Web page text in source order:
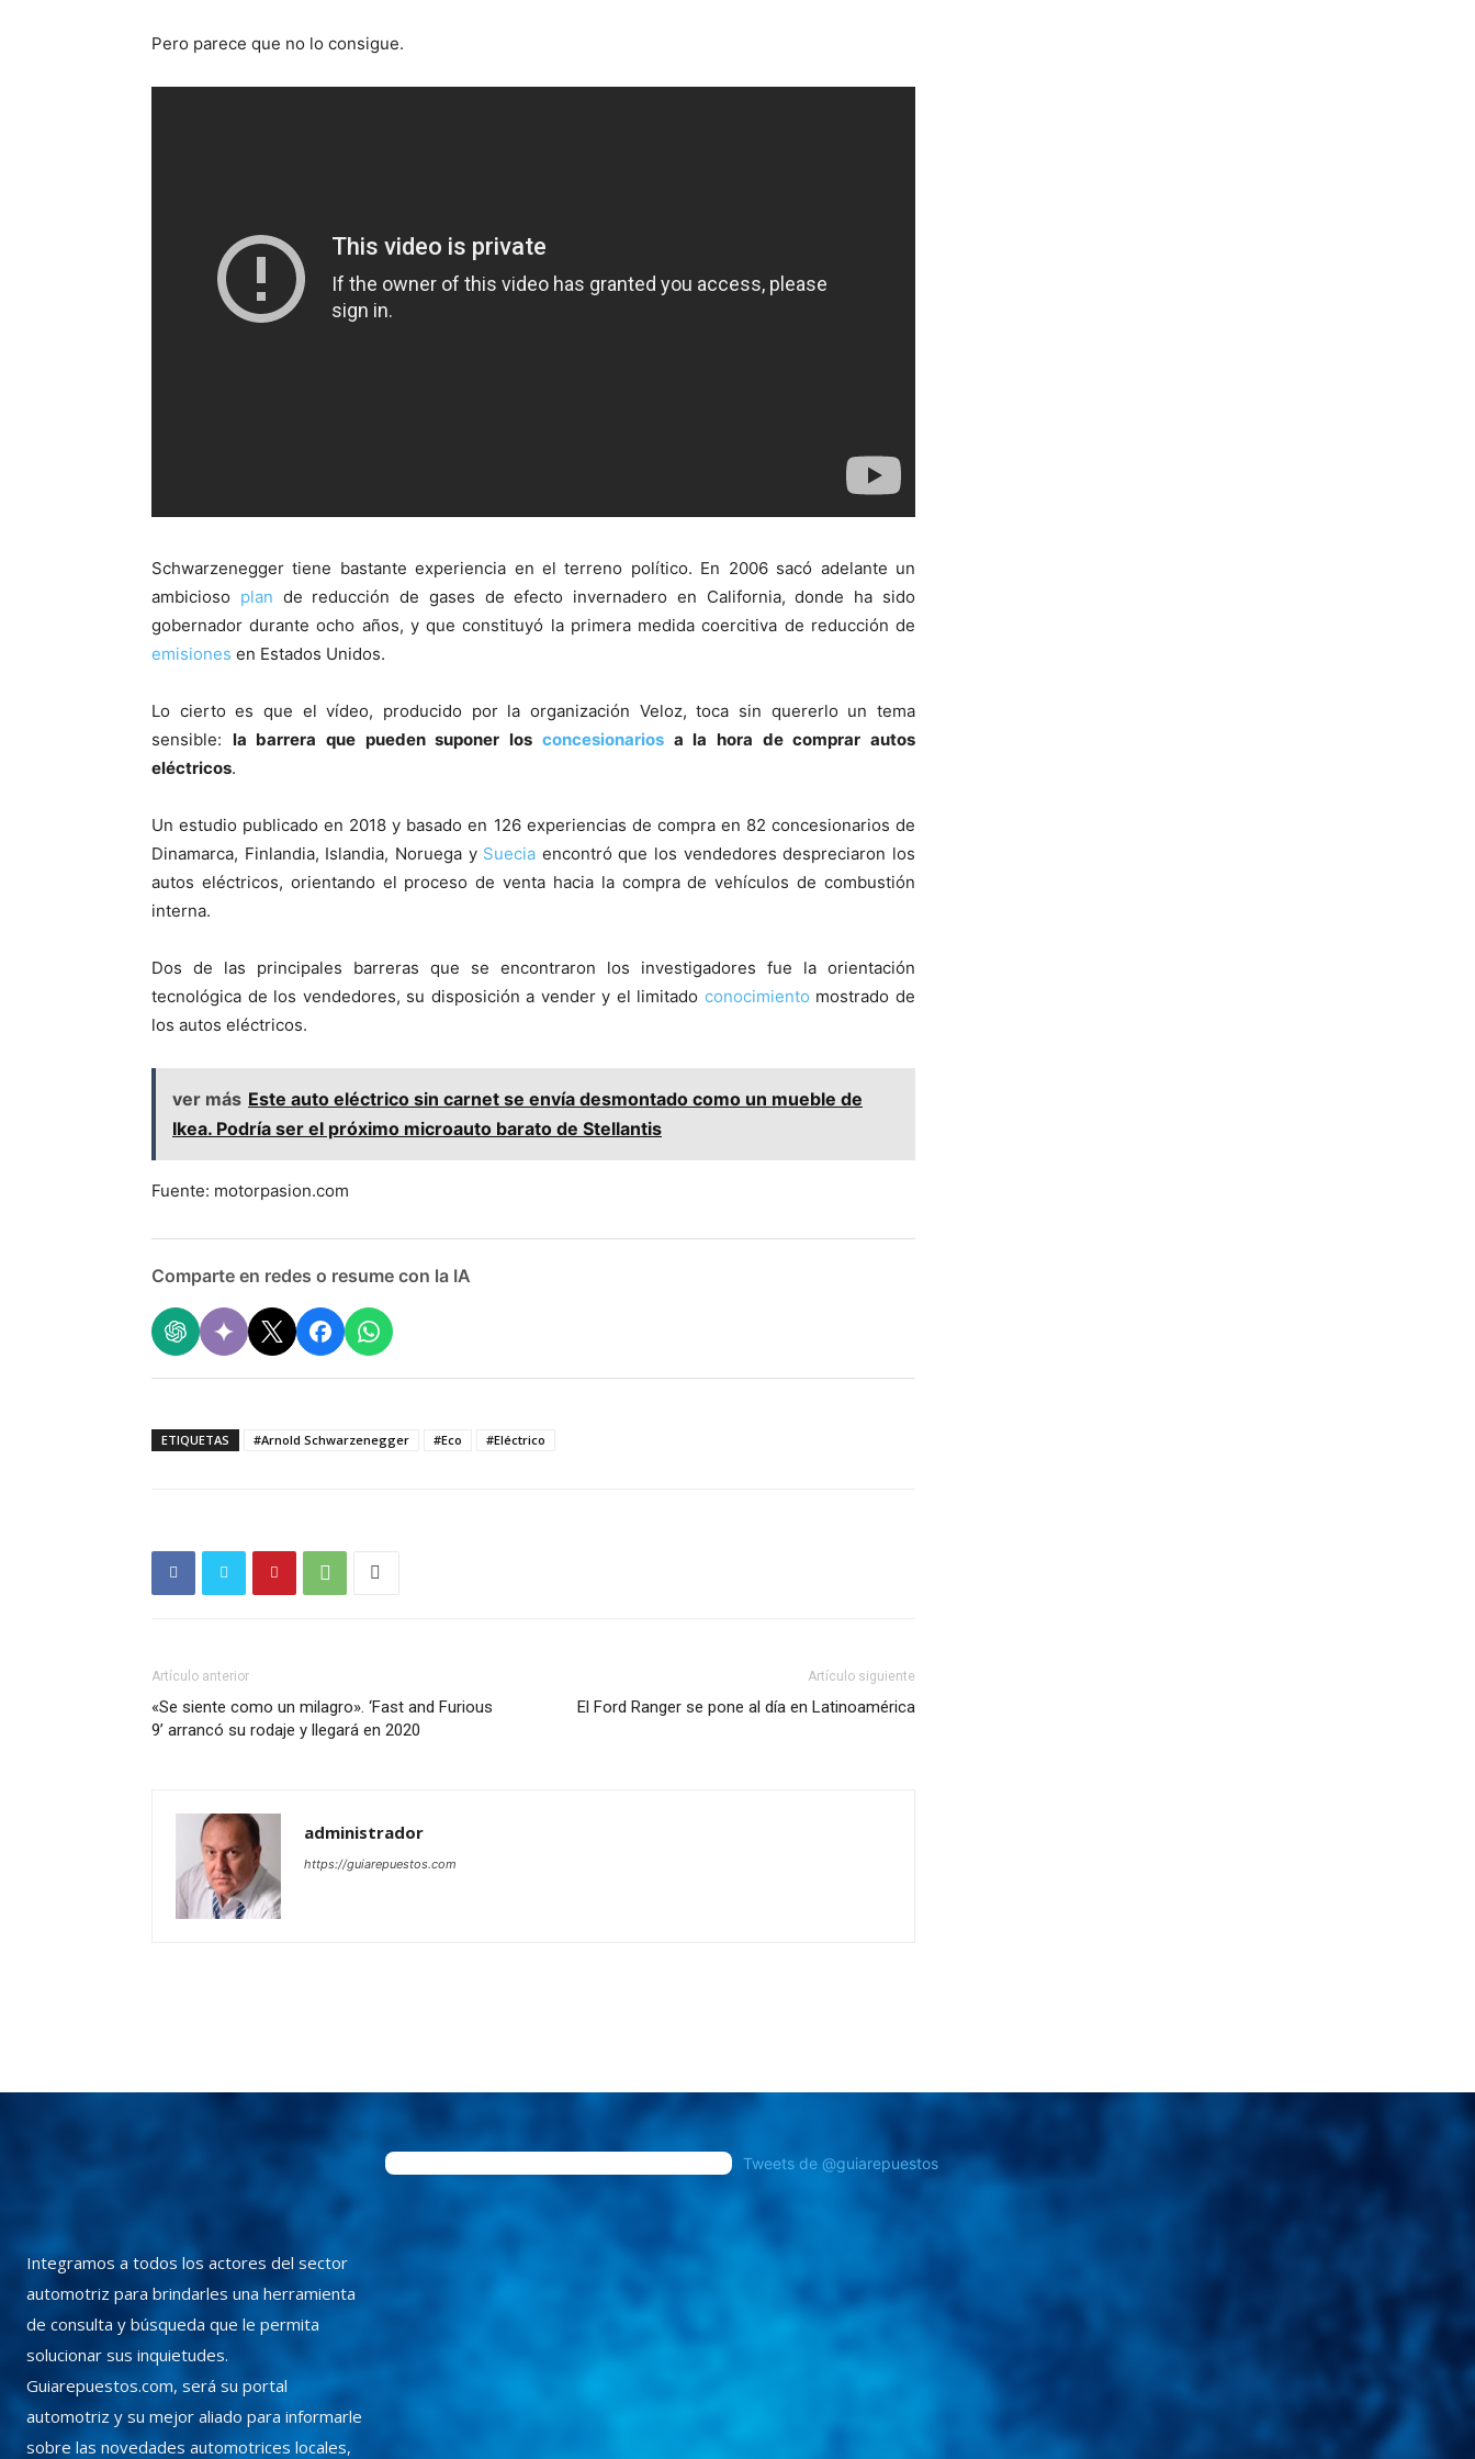
Pero parece que no lo consigue.
Schwarzenegger tiene bastante experiencia en el terreno político. En 2006 sacó adelante un
ambicioso plan de reducción de gases de efecto invernadero en California, donde ha sido
gobernador durante ocho años, y que constituyó la primera medida coercitiva de reducción de
emisiones en Estados Unidos.
Lo cierto es que el vídeo, producido por la organización Veloz, toca sin quererlo un tema
sensible: la barrera que pueden suponer los concesionariosa la hora de comprar autos
eléctricos.
Un estudio publicado en 2018 y basado en 126 experiencias de compra en 82 concesionarios de
Dinamarca, Finlandia, Islandia, Noruega y Suecia encontró que los vendedores despreciaron los
autos eléctricos, orientando el proceso de venta hacia la compra de vehículos de combustión
interna.
Dos de las principales barreras que se encontraron los investigadores fue la orientación
tecnológica de los vendedores, su disposición a vender y el limitado conocimiento mostrado de
los autos eléctricos.
ver más Este auto eléctrico sin carnet se envía desmontado como un mueble de
Ikea. Podría ser el próximo microauto barato de Stellantis
Fuente: motorpasion.com
Comparte en redes o resume con la IA
ETIQUETAS #Arnold Schwarzenegger #Eco #Eléctrico
Artículo anterior
«Se siente como un milagro». ‘Fast and Furious
9’ arrancó su rodaje y llegará en 2020
Artículo siguiente
El Ford Ranger se pone al día en Latinoamérica
administrador
https://guiarepuestos.com
Integramos a todos los actores del sector
automotriz para brindarles una herramienta
de consulta y búsqueda que le permita
solucionar sus inquietudes.
Guiarepuestos.com, será su portal
automotriz y su mejor aliado para informarle
sobre las novedades automotrices locales,
Tweets de @guiarepuestos